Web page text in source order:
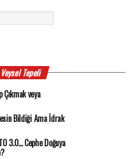
Veysel Tepeli
veya
Bildiği Ama İdrak
3.0... Cephe Doğuya